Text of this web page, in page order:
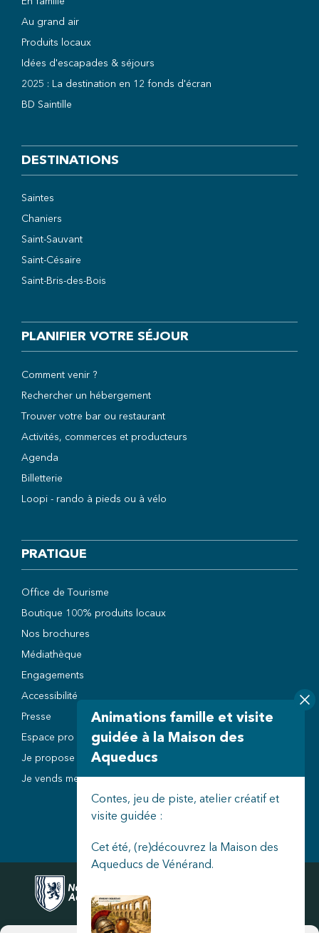
Animations famille et visite
guidée à la Maison des
Aqueducs
Contes, jeu de piste, atelier créatif et
visite guidée :
Cet été, (re)découvrez la Maison des
Aqueducs de Vénérand.
Au grand air
Produits locaux
Idées d'escapades & séjours
2025 : La destination en 12 fonds d'écran
BD Saintille
DESTINATIONS
Saintes
Chaniers
Saint-Sauvant
Saint-Césaire
Saint-Bris-des-Bois
PLANIFIER VOTRE SÉJOUR
Comment venir ?
Rechercher un hébergement
Trouver votre bar ou restaurant
Activités, commerces et producteurs
Agenda
Billetterie
Loopi - rando à pieds ou à vélo
PRATIQUE
Office de Tourisme
Boutique 100% produits locaux
Nos brochures
Médiathèque
Engagements
Accessibilité
Presse
Espace pro
Je propose un événement
Je vends mes billets à l’Office de Tourisme